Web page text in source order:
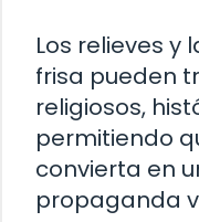
Los relieves y
frisa pueden
religiosos,
permitiendo
convierta en
propaganda